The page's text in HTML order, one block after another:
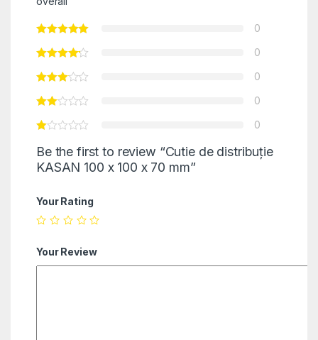
0
0
0
0
0
Be the first to review “Cutie de distribuție
KASAN 100 x 100 x 70 mm”
Your Rating
Your Review